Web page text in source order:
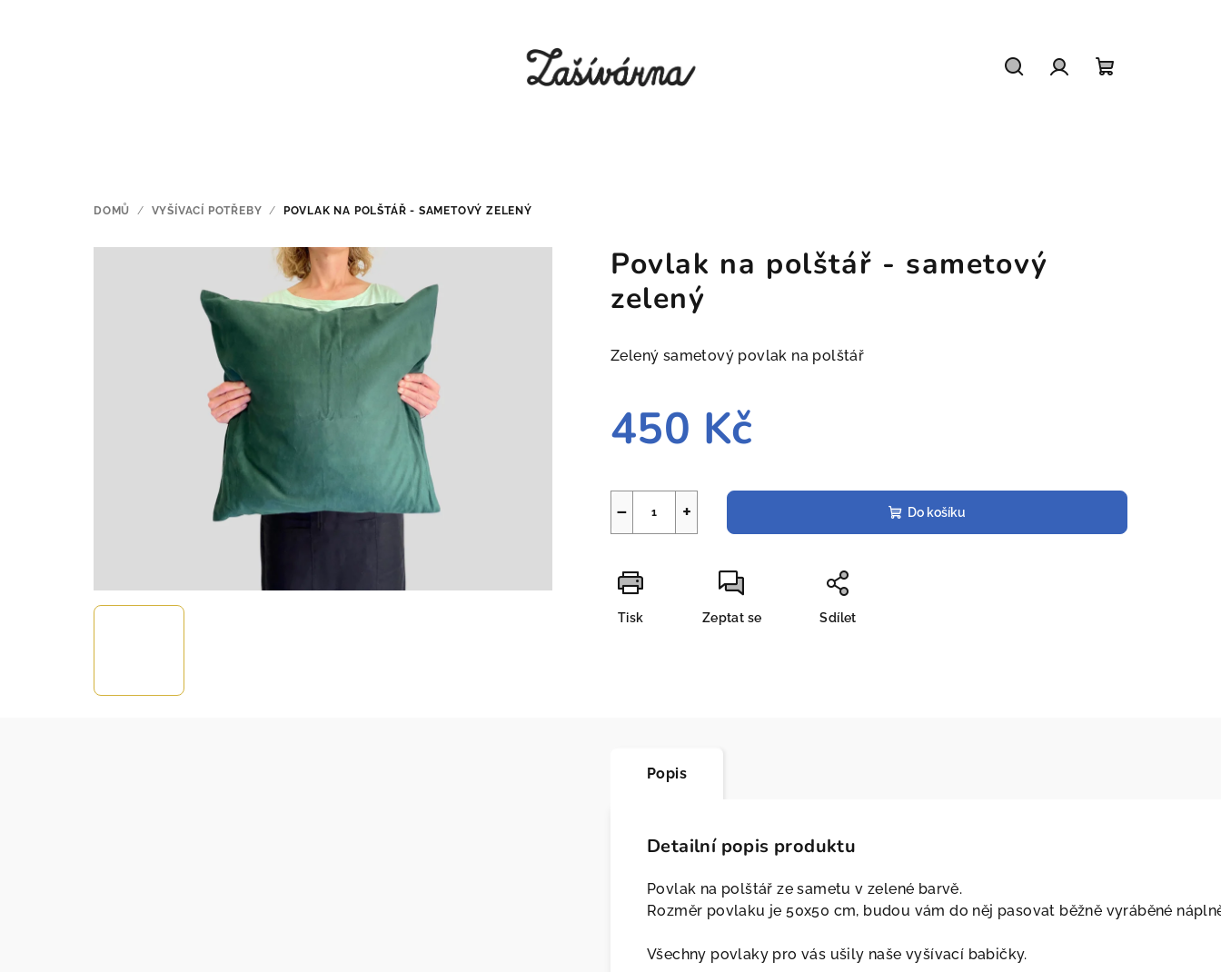
DOMŮ / VYŠÍVACÍ POTŘEBY / POVLAK NA POLŠTÁŘ - SAMETOVÝ ZELENÝ
Povlak na polštář - sametový
zelený
Zelený sametový povlak na polštář
450 Kč
cena:
+
− Do košíku
Tisk Zeptat se Sdílet
Popis
Detailní popis produktu
Povlak na polštář ze sametu v zelené barvě.
Rozměr povlaku je 50x50 cm, budou vám do něj pasovat běžně vyráběné
Všechny povlaky pro vás ušily naše vyšívací babičky.